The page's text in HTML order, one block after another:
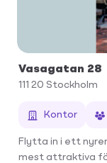
Vasagatan 28
111 20 Stockholm
Kontor
Flytta in i ett
mest attraktiva